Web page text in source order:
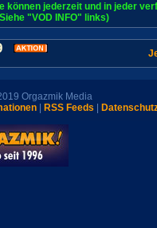
können jederzeit und in jeder
"VOD INFO" links)
Orgazmik Media
RSS Feeds